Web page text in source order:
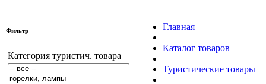
Фильтр
Категория туристич. товара
Главная
Каталог товаров
Туристические товары